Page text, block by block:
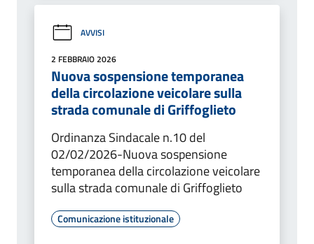
AVVISI
2 FEBBRAIO 2026
Nuova sospensione temporanea
della circolazione veicolare sulla
strada comunale di Griffoglieto
Ordinanza Sindacale n.10 del
02/02/2026-Nuova sospensione
temporanea della circolazione veicolare
sulla strada comunale di Griffoglieto
Comunicazione istituzionale